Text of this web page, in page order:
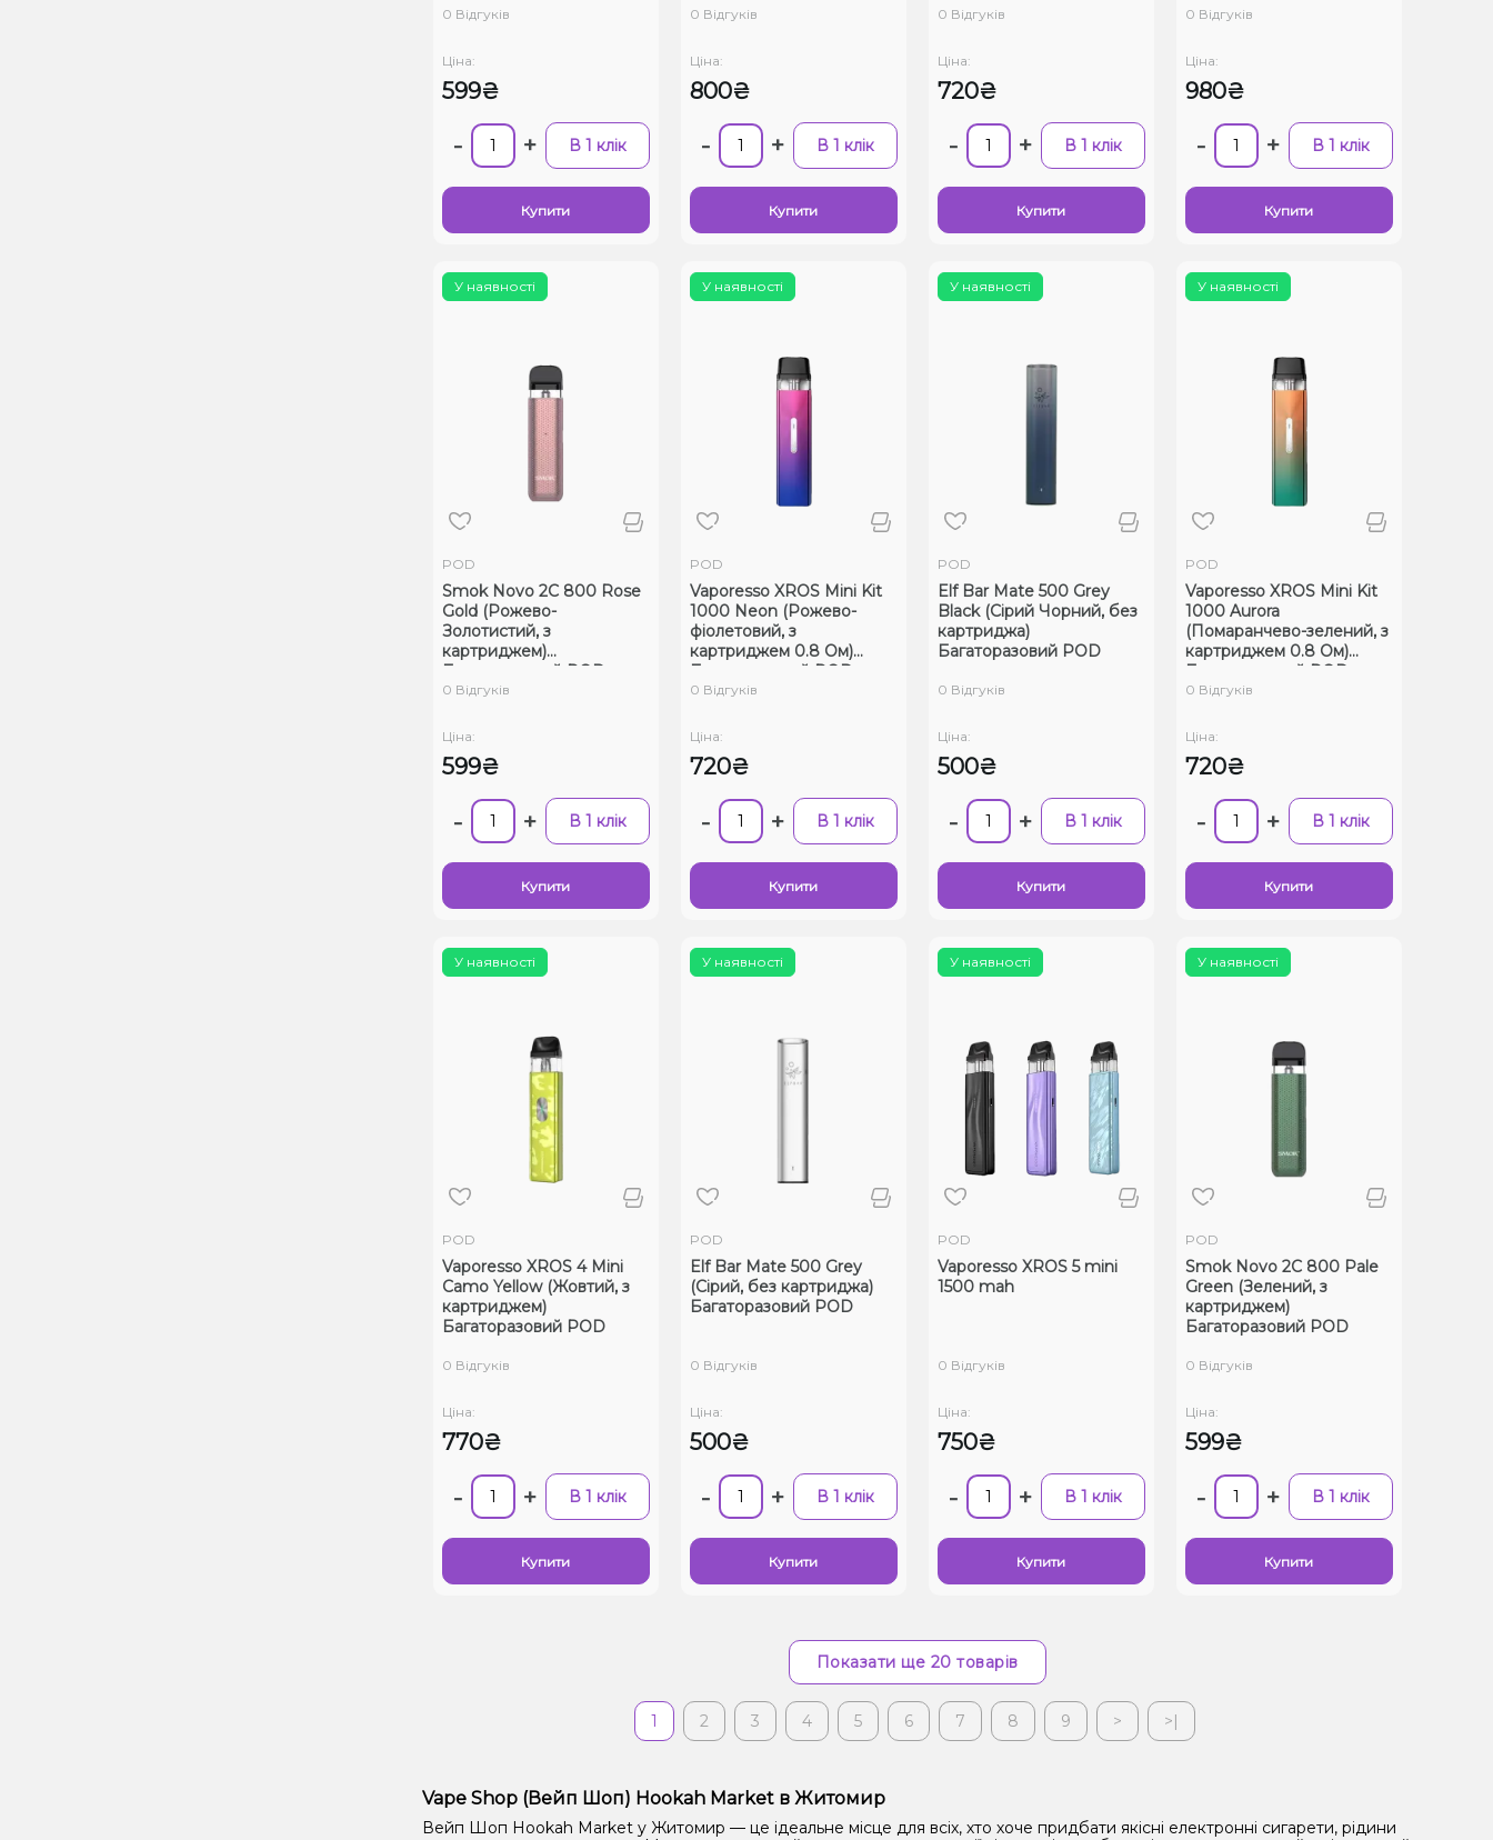
0 Відгуків
Ціна:
599₴
- + В 1 клік
Купити
0 Відгуків
Ціна:
800₴
- + В 1 клік
Купити
0 Відгуків
Ціна:
720₴
- + В 1 клік
Купити
0 Відгуків
Ціна:
980₴
- + В 1 клік
Купити
У наявності
POD
Smok Novo 2C 800 Rose
Gold (Рожево-
Золотистий, з
картриджем)
Багаторазовий POD
0 Відгуків
Ціна:
599₴
- + В 1 клік
Купити
У наявності
POD
Vaporesso XROS Mini Kit
1000 Neon (Рожево-
фіолетовий, з
картриджем 0.8 Ом)
Багаторазовий POD
0 Відгуків
Ціна:
720₴
- + В 1 клік
Купити
У наявності
POD
Elf Bar Mate 500 Grey
Black (Сірий Чорний, без
картриджа)
Багаторазовий POD
0 Відгуків
Ціна:
500₴
- + В 1 клік
Купити
У наявності
POD
Vaporesso XROS Mini Kit
1000 Aurora
(Помаранчево-зелений, з
картриджем 0.8 Ом)
Багаторазовий POD
0 Відгуків
Ціна:
720₴
- + В 1 клік
Купити
У наявності
POD
Vaporesso XROS 4 Mini
Camo Yellow (Жовтий, з
картриджем)
Багаторазовий POD
0 Відгуків
Ціна:
770₴
- + В 1 клік
Купити
У наявності
POD
Elf Bar Mate 500 Grey
(Сірий, без картриджа)
Багаторазовий POD
0 Відгуків
Ціна:
500₴
- + В 1 клік
Купити
У наявності
POD
Vaporesso XROS 5 mini
1500 mah
0 Відгуків
Ціна:
750₴
- + В 1 клік
Купити
У наявності
POD
Smok Novo 2C 800 Pale
Green (Зелений, з
картриджем)
Багаторазовий POD
0 Відгуків
Ціна:
599₴
- + В 1 клік
Купити
Показати ще 20 товарів
1 2 3 4 5 6 7 8 9 > >|
Vape Shop (Вейп Шоп) Hookah Market в Житомир
Вейп Шоп Hookah Market у Житомир — це ідеальне місце для всіх, хто хоче придбати якісні електронні сигарети, рідини